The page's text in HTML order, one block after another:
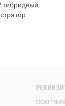
гибридный
ООО